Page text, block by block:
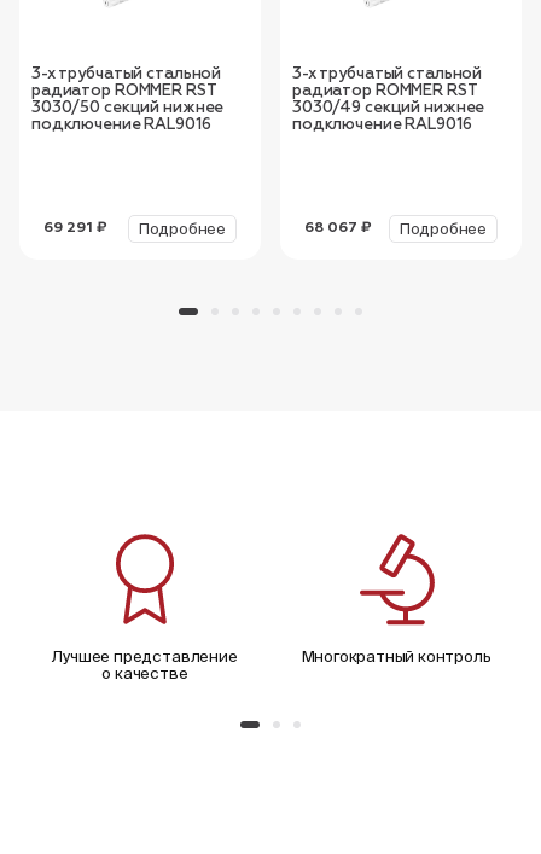
3-х трубчатый стальной
радиатор ROMMER RST
3030/50 секций нижнее
подключение RAL9016
69 291 ₽ Подробнее
3-х трубчатый стальной
радиатор ROMMER RST
3030/49 секций нижнее
подключение RAL9016
68 067 ₽ Подробнее
Лучшее представление
о качестве
Многократный контроль